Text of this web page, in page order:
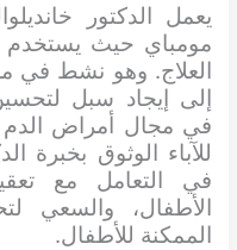
يعمل الدكتور
مومباي حيث يستخدم
العلاج. وهو نشط في
إلى إيجاد سبل
في مجال أمراض الدم
للآباء الوثوق بخبرة
في التعامل مع
الأطفال، والسعي
الممكنة للأطفال.